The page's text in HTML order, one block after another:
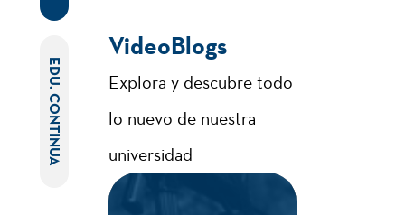
VideoBlogs
Explora y descubre todo
lo nuevo de nuestra
universidad
EDU. CONTINUA